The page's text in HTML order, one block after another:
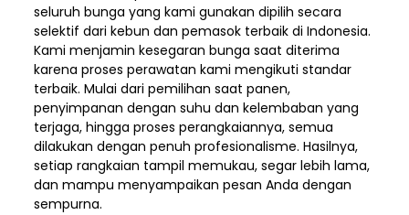
seluruh bunga yang kami gunakan dipilih secara
selektif dari kebun dan pemasok terbaik di Indonesia.
Kami menjamin kesegaran bunga saat diterima
karena proses perawatan kami mengikuti standar
terbaik. Mulai dari pemilihan saat panen,
penyimpanan dengan suhu dan kelembaban yang
terjaga, hingga proses perangkaiannya, semua
dilakukan dengan penuh profesionalisme. Hasilnya,
setiap rangkaian tampil memukau, segar lebih lama,
dan mampu menyampaikan pesan Anda dengan
sempurna.